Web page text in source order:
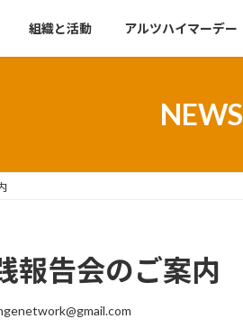
組織と活動 アルツハイマーデー
NEWS
報告会のご案内